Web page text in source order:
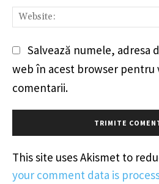
Salvează numele, adresa
web în acest browser pentru
comentarii.
This site uses Akismet to
your comment data is